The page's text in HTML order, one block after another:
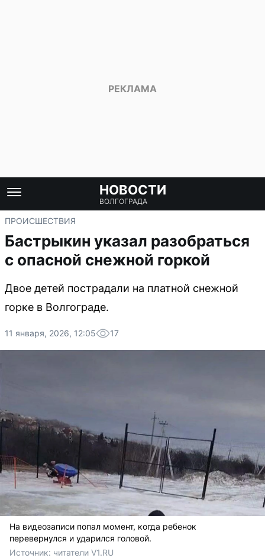
НОВОСТИ
ВОЛГОГРАДА
ПРОИСШЕСТВИЯ
Бастрыкин указал разобраться
с опасной снежной горкой
Двое детей пострадали на платной снежной
горке в Волгограде.
11 января, 2026, 12:05 17
На видеозаписи попал момент, когда ребенок
перевернулся и ударился головой.
Источник: читатели V1.RU